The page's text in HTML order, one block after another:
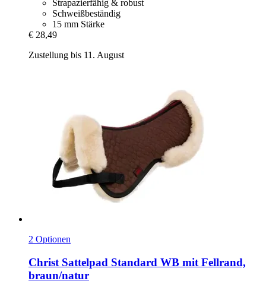
Strapazierfähig & robust
Schweißbeständig
15 mm Stärke
€ 28,49
Zustellung bis 11. August
2 Optionen
Christ Sattelpad Standard WB mit Fellrand,
braun/natur